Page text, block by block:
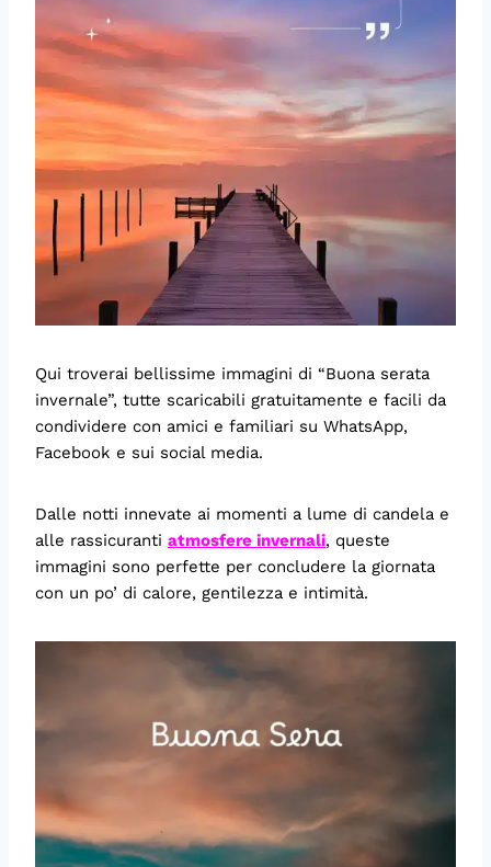
Qui troverai bellissime immagini di “Buona serata
invernale”, tutte scaricabili gratuitamente e facili da
condividere con amici e familiari su WhatsApp,
Facebook e sui social media.
Dalle notti innevate ai momenti a lume di candela e
alle rassicuranti atmosfere invernali, queste
immagini sono perfette per concludere la giornata
con un po’ di calore, gentilezza e intimità.